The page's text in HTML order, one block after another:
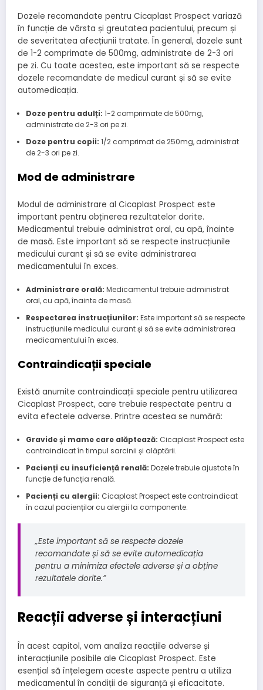
Dozele recomandate pentru Cicaplast Prospect variază
în funcție de vârsta și greutatea pacientului, precum și
de severitatea afecțiunii tratate. În general, dozele sunt
de 1-2 comprimate de 500mg, administrate de 2-3 ori
pe zi. Cu toate acestea, este important să se respecte
dozele recomandate de medicul curant și să se evite
automedicația.
Doze pentru adulți: 1-2 comprimate de 500mg,
administrate de 2-3 ori pe zi.
Doze pentru copii: 1/2 comprimat de 250mg, administrat
de 2-3 ori pe zi.
Mod de administrare
Modul de administrare al Cicaplast Prospect este
important pentru obținerea rezultatelor dorite.
Medicamentul trebuie administrat oral, cu apă, înainte
de masă. Este important să se respecte instrucțiunile
medicului curant și să se evite administrarea
medicamentului în exces.
Administrare orală: Medicamentul trebuie administrat
oral, cu apă, înainte de masă.
Respectarea instrucțiunilor: Este important să se respecte
instrucțiunile medicului curant și să se evite administrarea
medicamentului în exces.
Contraindicații speciale
Există anumite contraindicații speciale pentru utilizarea
Cicaplast Prospect, care trebuie respectate pentru a
evita efectele adverse. Printre acestea se numără:
Gravide și mame care alăptează: Cicaplast Prospect este
contraindicat în timpul sarcinii și alăptării.
Pacienți cu insuficiență renală: Dozele trebuie ajustate în
funcție de funcția renală.
Pacienți cu alergii: Cicaplast Prospect este contraindicat
în cazul pacienților cu alergii la componente.
„Este important să se respecte dozele
recomandate și să se evite automedicația
pentru a minimiza efectele adverse și a obține
rezultatele dorite.”
Reacții adverse și interacțiuni
În acest capitol, vom analiza reacțiile adverse și
interacțiunile posibile ale Cicaplast Prospect. Este
esențial să înțelegem aceste aspecte pentru a utiliza
medicamentul în condiții de siguranță și eficacitate.